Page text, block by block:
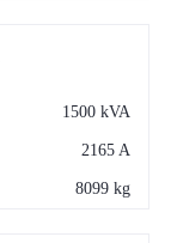
1500 kVA
2165 A
8099 kg